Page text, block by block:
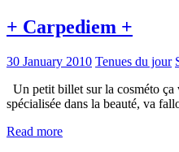
+ Carpediem +
30 January 2010 Tenues du jour
Un petit billet sur la cosméto ça
spécialisée dans la beauté, va
Read more